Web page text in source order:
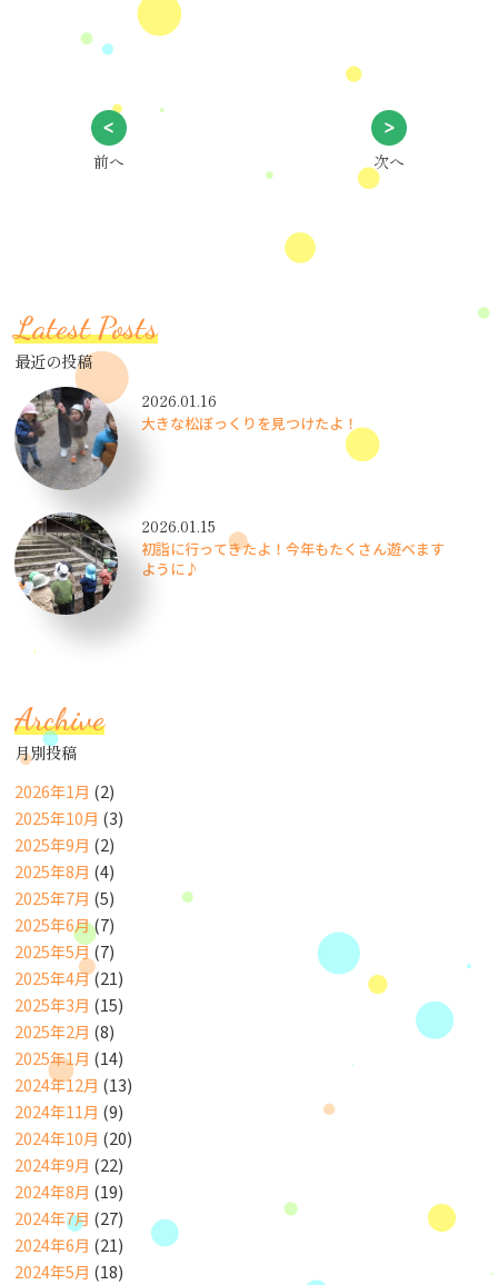
前へ 次へ
Latest Posts
最近の投稿
2026.01.16
大きな松ぼっくりを見つけたよ！
2026.01.15
初詣に行ってきたよ！今年もたくさん遊べます
ように♪
Archive
月別投稿
2026年1月 (2)
2025年10月 (3)
2025年9月 (2)
2025年8月 (4)
2025年7月 (5)
2025年6月(7)
2025年5月(7)
2025年4月(21)
2025年3月 (15)
2025年2月 (8)
2025年1月 (14)
2024年12月 (13)
2024年11月 (9)
2024年10月 (20)
2024年9月 (22)
2024年8月 (19)
2024年7月 (27)
2024年6月 (21)
2024年5月 (18)